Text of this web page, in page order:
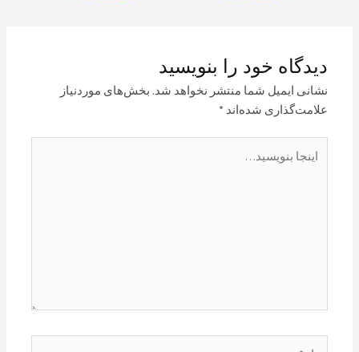
دیدگاه‌ خود را بنویسید
نشانی ایمیل شما منتشر نخواهد شد. بخش‌های موردنیاز
علامت‌گذاری شده‌اند *
بنویسید…